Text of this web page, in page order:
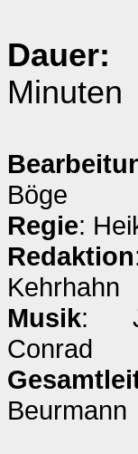
Dauer:
Minuten
Böge
Regie:
Redaktion
Kehrhahn
Musik:
Conrad
Beurmann